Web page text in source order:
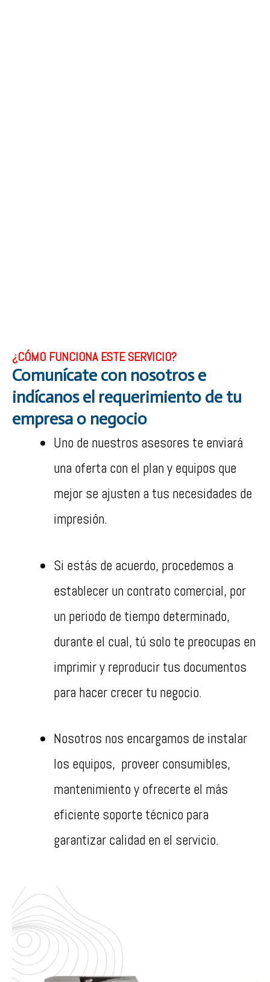
¿CÓMO FUNCIONA ESTE SERVICIO?
Comunícate con nosotros e
indícanos el requerimiento de tu
empresa o negocio
Uno de nuestros asesores te enviará
una oferta con el plan y equipos que
mejor se ajusten a tus necesidades de
impresión.
Si estás de acuerdo, procedemos a
establecer un contrato comercial, por
un periodo de tiempo determinado,
durante el cual, tú solo te preocupas en
imprimir y reproducir tus documentos
para hacer crecer tu negocio.
Nosotros nos encargamos de instalar
los equipos, proveer consumibles,
mantenimiento y ofrecerte el más
eficiente soporte técnico para
garantizar calidad en el servicio.